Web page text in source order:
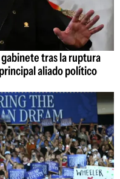
tras la ruptura
aliado político